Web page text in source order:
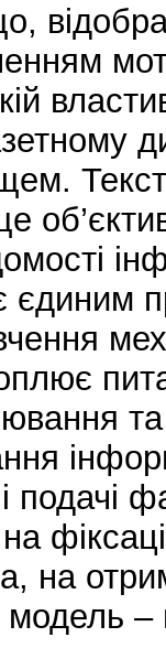
єдиним
подачі
на
модель